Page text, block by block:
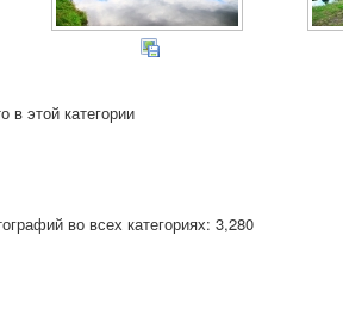
в этой категории
во всех категориях: 3,280